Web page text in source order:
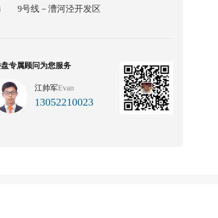
9号线－漕河泾开发区
专属顾问为您服务
江帅军Evan
13052210023